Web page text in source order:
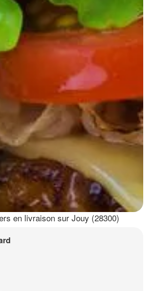
en livraison sur Jouy (28300)